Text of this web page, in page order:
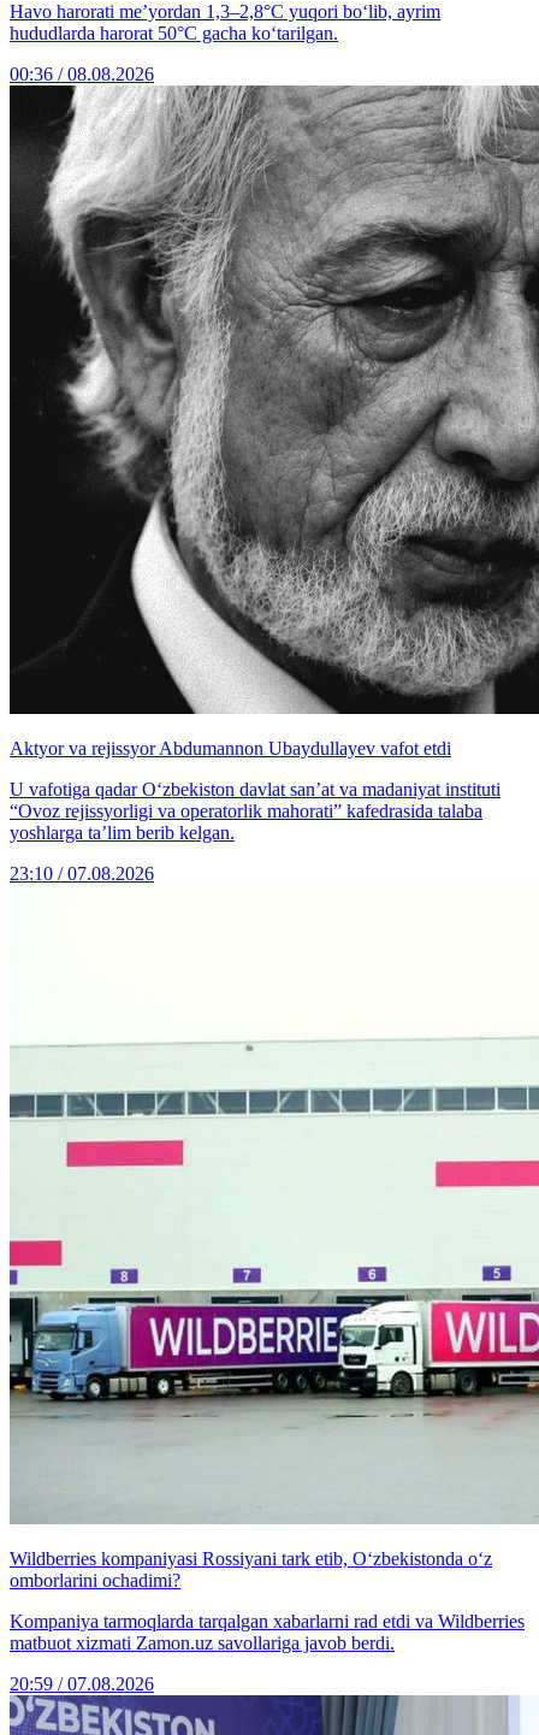
Havo harorati me’yordan 1,3–2,8°C yuqori bo‘lib, ayrim
hududlarda harorat 50°C gacha ko‘tarilgan.
00:36 / 08.08.2026
Aktyor va rejissyor Abdumannon Ubaydullayev vafot etdi
U vafotiga qadar O‘zbekiston davlat san’at va madaniyat instituti
“Ovoz rejissyorligi va operatorlik mahorati” kafedrasida talaba
yoshlarga ta’lim berib kelgan.
23:10 / 07.08.2026
Wildberries kompaniyasi Rossiyani tark etib, O‘zbekistonda o‘z
omborlarini ochadimi?
Kompaniya tarmoqlarda tarqalgan xabarlarni rad etdi va Wildberries
matbuot xizmati Zamon.uz savollariga javob berdi.
20:59 / 07.08.2026